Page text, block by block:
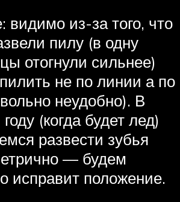
видимо из-за того, что
пилу (в одну
отогнули сильнее)
не по линии а по
неудобно). В
(когда будет лед)
развести зубья
— будем
исправит положение.